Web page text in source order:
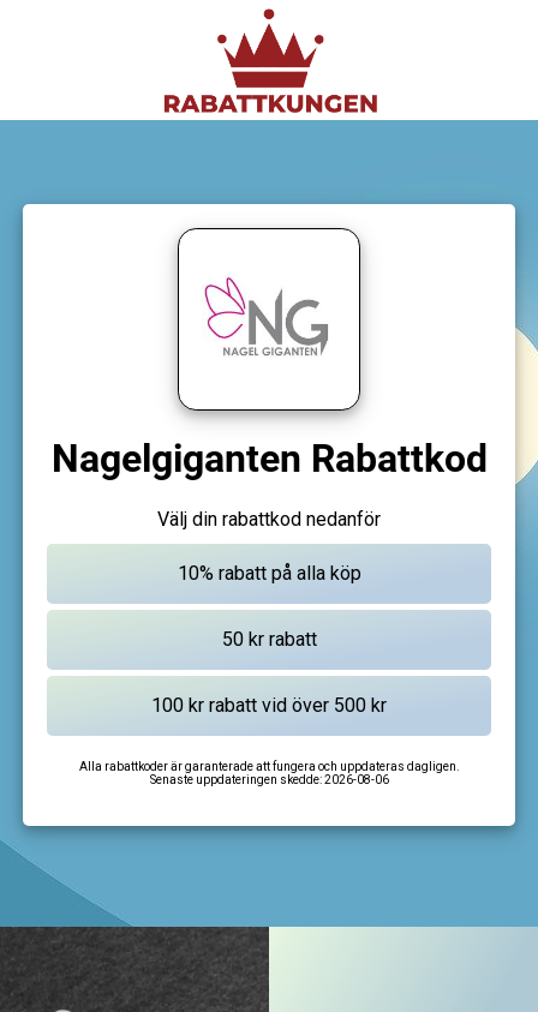
Nagelgiganten Rabattkod
Välj din rabattkod nedanför
Alla rabattkoder är garanterade att fungera och uppdateras dagligen.
Senaste uppdateringen skedde:2026-08-06